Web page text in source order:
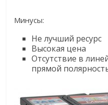
Минусы:
Не лучший ресурс
Высокая цена
Отсутствие в
прямой